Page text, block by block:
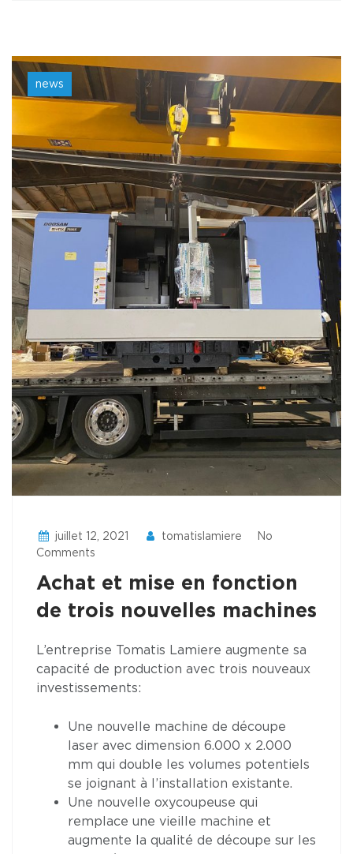
news
juillet 12, 2021 tomatislamiere
No
Comments
Achat et mise en fonction
de trois nouvelles machines
L’entreprise Tomatis Lamiere augmente sa
capacité de production avec trois nouveaux
investissements:
Une nouvelle machine de découpe
laser avec dimension 6.000 x 2.000
mm qui double les volumes potentiels
se joignant à l’installation existante.
Une nouvelle oxycoupeuse qui
remplace une vieille machine et
augmente la qualité de découpe sur les